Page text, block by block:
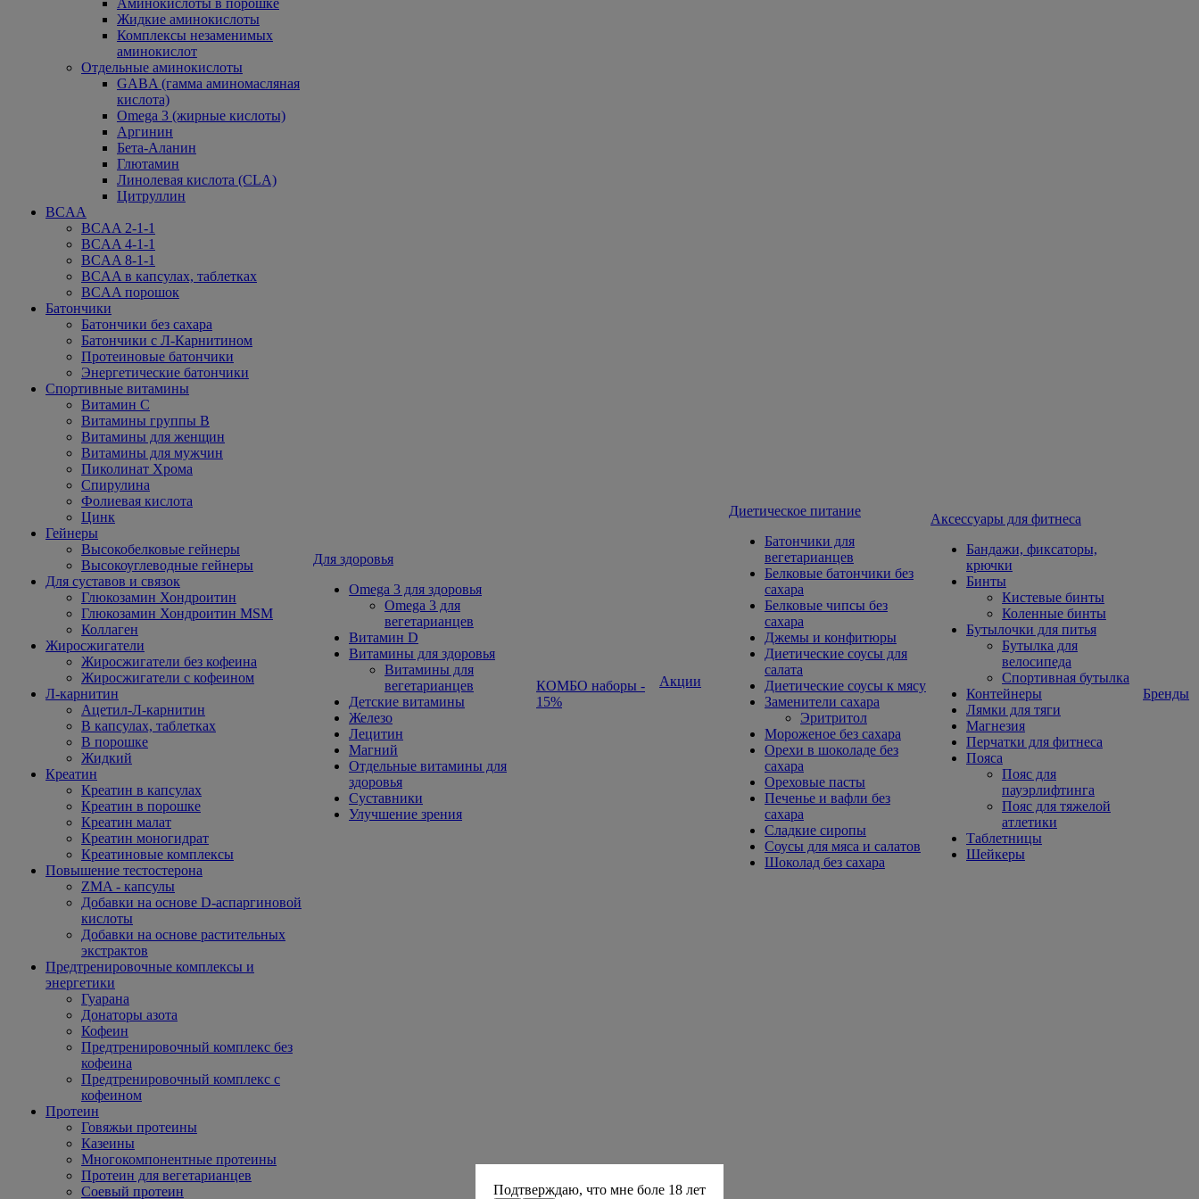
Аминокислоты в порошке
Жидкие аминокислоты
Комплексы незаменимых
аминокислот
Отдельные аминокислоты
GABA (гамма аминомасляная
кислота)
Omega 3 (жирные кислоты)
Аргинин
Бета-Аланин
Глютамин
Линолевая кислота (CLA)
Цитруллин
BCAA
BCAA 2-1-1
BCAA 4-1-1
BCAA 8-1-1
BCAA в капсулах, таблетках
BCAA порошок
Батончики
Батончики без сахара
Батончики с Л-Карнитином
Протеиновые батончики
Энергетические батончики
Спортивные витамины
Витамин С
Витамины группы В
Витамины для женщин
Витамины для мужчин
Пиколинат Хрома
Спирулина
Фолиевая кислота
Цинк
Гейнеры
Высокобелковые гейнеры
Высокоуглеводные гейнеры
Для суставов и связок
Глюкозамин Хондроитин
Глюкозамин Хондроитин MSM
Коллаген
Жиросжигатели
Жиросжигатели без кофеина
Жиросжигатели с кофеином
Л-карнитин
Ацетил-Л-карнитин
В капсулах, таблетках
В порошке
Жидкий
Креатин
Креатин в капсулах
Креатин в порошке
Креатин малат
Креатин моногидрат
Креатиновые комплексы
Повышение тестостерона
ZMA - капсулы
Добавки на основе D-аспаргиновой
кислоты
Добавки на основе растительных
экстрактов
Предтренировочные комплексы и
энергетики
Гуарана
Донаторы азота
Кофеин
Предтренировочный комплекс без
кофеина
Предтренировочный комплекс с
кофеином
Протеин
Говяжьи протеины
Казеины
Многокомпонентные протеины
Протеин для вегетарианцев
Соевый протеин
Для здоровья
Omega 3 для здоровья
Omega 3 для
вегетарианцев
Витамин D
Витамины для здоровья
Витамины для
вегетарианцев
Детские витамины
Железо
Лецитин
Магний
Отдельные витамины для
здоровья
Суставники
Улучшение зрения
КОМБО наборы -
15%
Акции
Диетическое питание
Батончики для
вегетарианцев
Белковые батончики без
сахара
Белковые чипсы без
сахара
Джемы и конфитюры
Диетические соусы для
салата
Диетические соусы к мясу
Заменители сахара
Эритритол
Мороженое без сахара
Орехи в шоколаде без
сахара
Ореховые пасты
Печенье и вафли без
сахара
Сладкие сиропы
Соусы для мяса и салатов
Шоколад без сахара
Aксессуары для фитнеса
Бандажи, фиксаторы,
крючки
Бинты
Кистевые бинты
Коленные бинты
Бутылочки для питья
Бутылка для
велосипеда
Спортивная бутылка
Контейнеры
Лямки для тяги
Магнезия
Перчатки для фитнеса
Пояса
Пояс для
пауэрлифтинга
Пояс для тяжелой
атлетики
Таблетницы
Шейкеры
Бренды
Подтверждаю, что мне боле 18 лет